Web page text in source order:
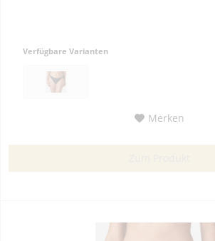
Verfügbare Varianten
Merken